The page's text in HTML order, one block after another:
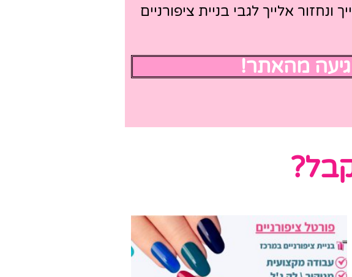
אלייך לגבי בניית ציפורניים